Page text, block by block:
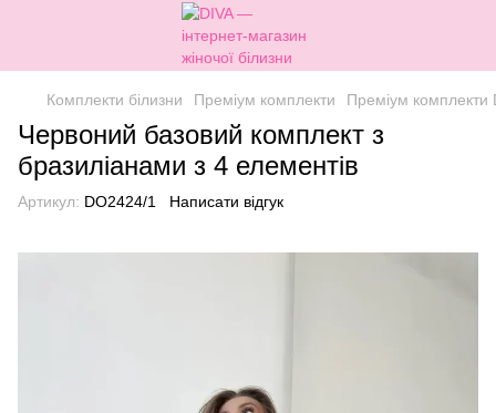
Комплекти білизни Преміум комплекти Преміум комплекти
Червоний базовий комплект з
бразиліанами з 4 елементів
Артикул: DO2424/1 Написати відгук